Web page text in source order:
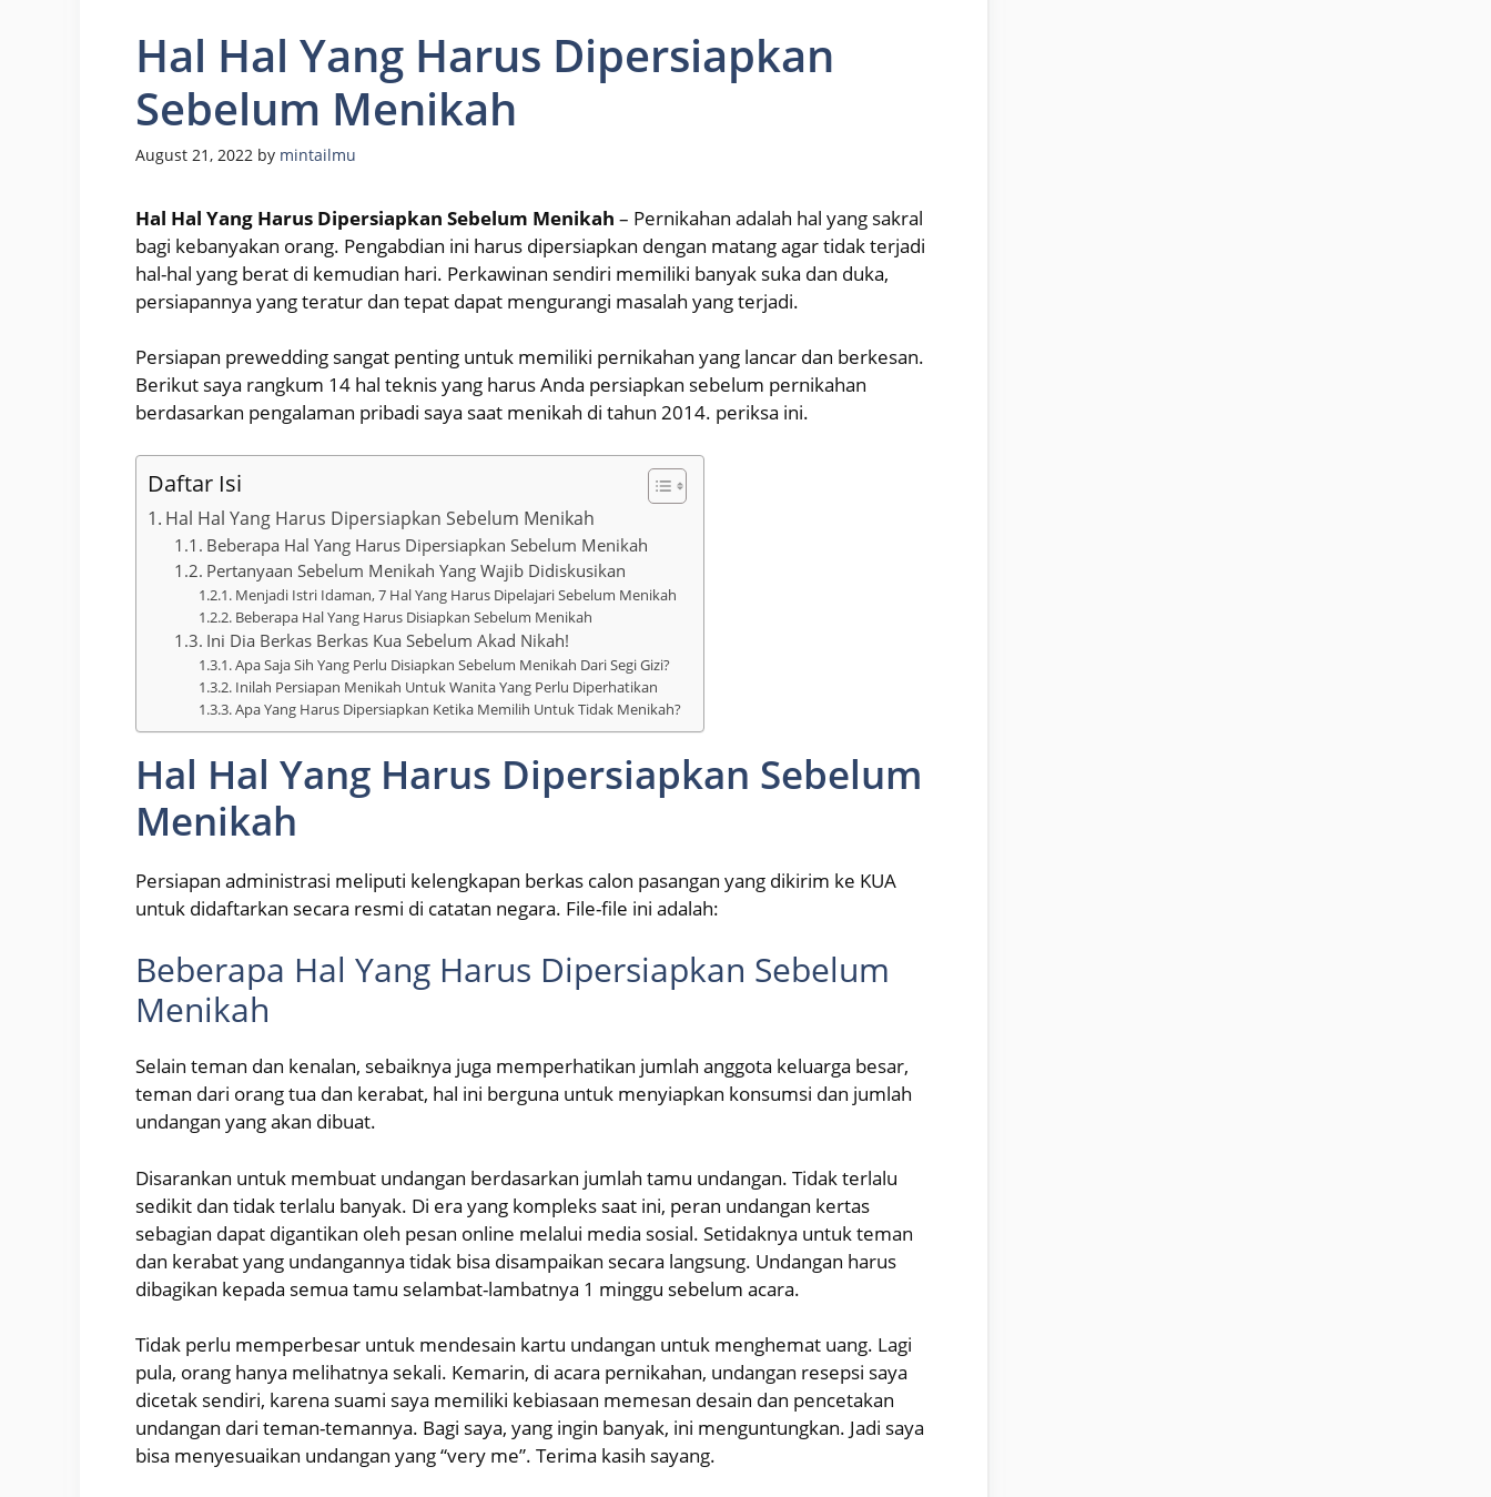
Hal Hal Yang Harus Dipersiapkan
Sebelum Menikah
August 21, 2022 by mintailmu
Hal Hal Yang Harus Dipersiapkan Sebelum Menikah – Pernikahan adalah hal yang sakral
bagi kebanyakan orang. Pengabdian ini harus dipersiapkan dengan matang agar tidak terjadi
hal-hal yang berat di kemudian hari. Perkawinan sendiri memiliki banyak suka dan duka,
persiapannya yang teratur dan tepat dapat mengurangi masalah yang terjadi.
Persiapan prewedding sangat penting untuk memiliki pernikahan yang lancar dan berkesan.
Berikut saya rangkum 14 hal teknis yang harus Anda persiapkan sebelum pernikahan
berdasarkan pengalaman pribadi saya saat menikah di tahun 2014. periksa ini.
Daftar Isi
Hal Hal Yang Harus Dipersiapkan Sebelum Menikah
Beberapa Hal Yang Harus Dipersiapkan Sebelum Menikah
Pertanyaan Sebelum Menikah Yang Wajib Didiskusikan
Menjadi Istri Idaman, 7 Hal Yang Harus Dipelajari Sebelum Menikah
Beberapa Hal Yang Harus Disiapkan Sebelum Menikah
Ini Dia Berkas Berkas Kua Sebelum Akad Nikah!
Apa Saja Sih Yang Perlu Disiapkan Sebelum Menikah Dari Segi Gizi?
Inilah Persiapan Menikah Untuk Wanita Yang Perlu Diperhatikan
Apa Yang Harus Dipersiapkan Ketika Memilih Untuk Tidak Menikah?
Hal Hal Yang Harus Dipersiapkan Sebelum
Menikah
Persiapan administrasi meliputi kelengkapan berkas calon pasangan yang dikirim ke KUA
untuk didaftarkan secara resmi di catatan negara. File-file ini adalah:
Beberapa Hal Yang Harus Dipersiapkan Sebelum
Menikah
Selain teman dan kenalan, sebaiknya juga memperhatikan jumlah anggota keluarga besar,
teman dari orang tua dan kerabat, hal ini berguna untuk menyiapkan konsumsi dan jumlah
undangan yang akan dibuat.
Disarankan untuk membuat undangan berdasarkan jumlah tamu undangan. Tidak terlalu
sedikit dan tidak terlalu banyak. Di era yang kompleks saat ini, peran undangan kertas
sebagian dapat digantikan oleh pesan online melalui media sosial. Setidaknya untuk teman
dan kerabat yang undangannya tidak bisa disampaikan secara langsung. Undangan harus
dibagikan kepada semua tamu selambat-lambatnya 1 minggu sebelum acara.
Tidak perlu memperbesar untuk mendesain kartu undangan untuk menghemat uang. Lagi
pula, orang hanya melihatnya sekali. Kemarin, di acara pernikahan, undangan resepsi saya
dicetak sendiri, karena suami saya memiliki kebiasaan memesan desain dan pencetakan
undangan dari teman-temannya. Bagi saya, yang ingin banyak, ini menguntungkan. Jadi saya
bisa menyesuaikan undangan yang “very me”. Terima kasih sayang.